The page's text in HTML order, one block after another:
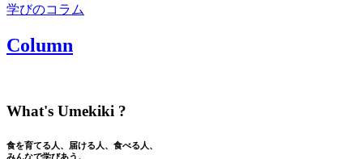
学びのコラム
Column
What's Umekiki ?
食を育てる人、届ける人、食べる人、
みんなで学びあう。